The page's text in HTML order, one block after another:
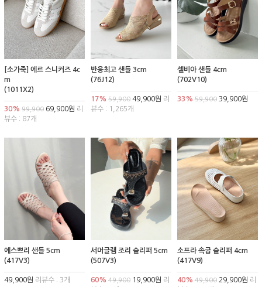
[소가죽] 에르 스니커즈 4c
m
(1011X2)
30% 99,900 69,900원 리
뷰수 : 87개
반응최고 샌들 3cm
(76J12)
17% 59,90049,900원 리
뷰수 : 1,265개
셀비아 샌들 4cm
(702V10)
33% 59,90039,900원
에스쁘리 샌들 5cm
(417V3)
49,900원 리뷰수 : 3개
서머글램 조리 슬리퍼 5cm
(507V3)
60% 49,90019,900원 리
소프라 속굽 슬리퍼 4cm
(417V9)
40% 49,90029,900원 리